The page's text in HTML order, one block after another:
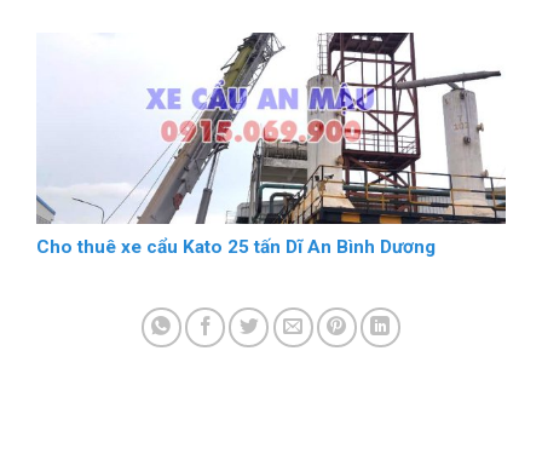
Cho thuê xe cẩu Kato 25 tấn Dĩ An Bình Dương